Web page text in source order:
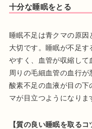
十分な睡眠をとる
睡眠不足は青クマの原因
大切です。睡眠が不足す
やすく、血管が収縮し
周りの毛細血管の血行が
酸素不足の血液が目の下
マが目立つようになりま
【質の良い睡眠を取るコ